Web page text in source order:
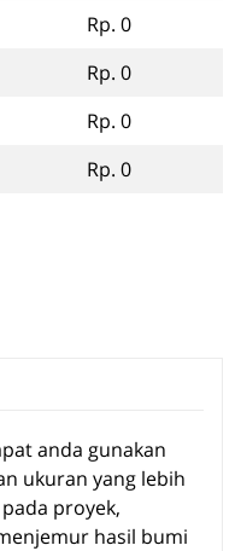
Rp. 0
Rp. 0
Rp. 0
Rp. 0
anda gunakan
ukuran yang lebih
proyek,
hasil bumi